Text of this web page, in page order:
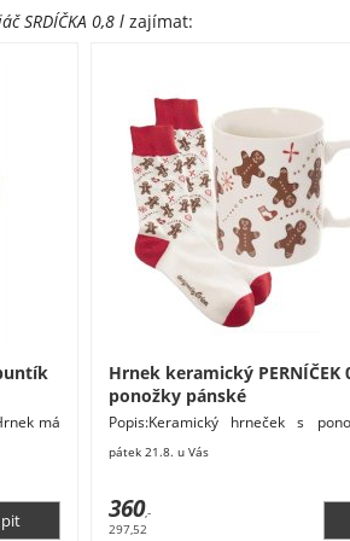
SRDÍČKA 0,8 lzajímat:
má
Hrnek keramický PERNÍČEK
ponožky pánské
Popis:Keramický hrneček s
pátek 21.8. u Vás
360,-
297,52